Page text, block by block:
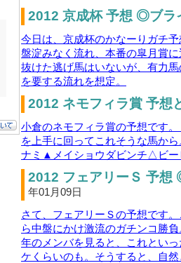
2012 京成杯 予想 ◎ブラ
今日は、京成杯のかなーりガチ
盤淀みなく流れ、本番の皐月賞
抜けた逃げ馬はいないが、有力
を要する流れを想定。
2012 ネモフィラ賞 予想
小倉のネモフィラ賞の予想です
を上手に回ってこれそうな馬か
ナミ▲メイショウダビンチ△ビー
2012 フェアリーＳ 予
年01月09日
さて、フェアリーＳの予想です
ら中盤にかけ激流のガチンコ勝
年のメンバを見ると、これとい
ケくらいのも。そうすると、自